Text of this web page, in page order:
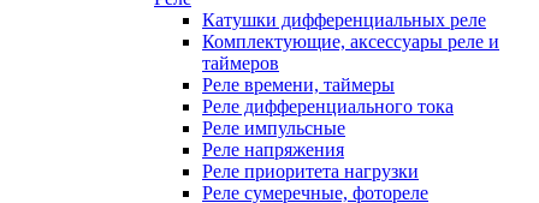
Катушки дифференциальных реле
Комплектующие, аксессуары реле и
таймеров
Реле времени, таймеры
Реле дифференциального тока
Реле импульсные
Реле напряжения
Реле приоритета нагрузки
Реле сумеречные, фотореле